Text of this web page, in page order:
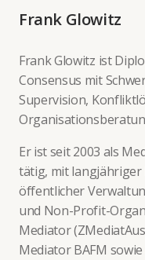
Frank Glowitz
Frank Glowitz ist
Consensus mit
Supervision,
Er ist seit 2003 als
tätig, mit
öffentlicher
und Non-Profit-
Mediator
Mediator BAFM